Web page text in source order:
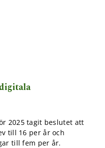
2025 tagit beslutet att
till 16 per år och
till fem per år.